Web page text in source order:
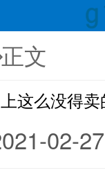
正文
这么没得
02-